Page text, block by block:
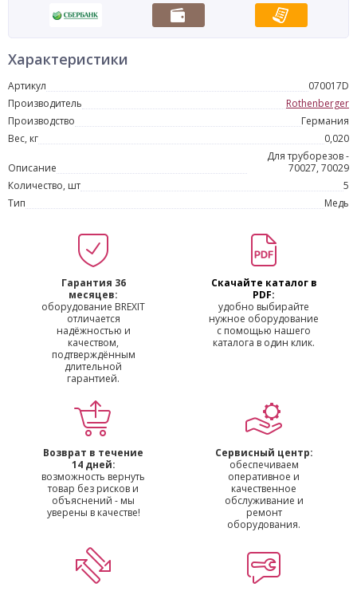
Характеристики
Артикул
070017D
Производитель
Rothenberger
Производство
Германия
Вес, кг
0,020
Описание
Для труборезов -
70027, 70029
Количество, шт
5
Тип
Медь
Гарантия 36
месяцев:
оборудование BREXIT
отличается
надёжностью и
качеством,
подтверждённым
длительной
гарантией.
Скачайте каталог в
PDF:
удобно выбирайте
нужное оборудование
с помощью нашего
каталога в один клик.
Возврат в течение
14 дней:
возможность вернуть
товар без рисков и
объяснений - мы
уверены в качестве!
Сервисный центр:
обеспечиваем
оперативное и
качественное
обслуживание и
ремонт
оборудования.